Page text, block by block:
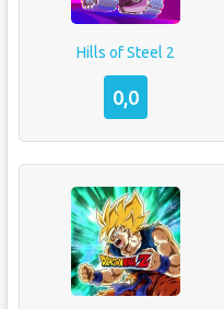
Hills of Steel 2
0,0